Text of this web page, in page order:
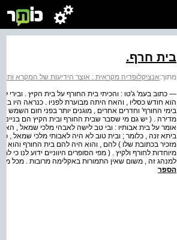
בית חרף.
מתוך:אנציקלופדיה מקראית : אוצר הידיעות של המקרא
— כתוב בעמ' ג'טו : והכיתי בית החורף על בית הקיץ . ובירי
הוא חודש כסליו , והאח היתה מבוערת לפניו . כנראה היו
בימי החורף' וחדרים אחרים , מוגנים יותר בפני חום
אומר על בית אבותיו : ובי טב לישה לאבהי מלכי שמאל ,
ביתא זנה , כלומר ; ובית טוב לא היה לאבותי מלכי שמאל ,
מזכיר בכתובת שלו ) להם , והוא היה להם בית החורף והוא
מיוחדות לחורף ולקיץ . ( מפי הסופרים היווניים ידוע לנו כי
למנהג זה , משום שאין התמורות באקלימה מרובות . מכל
הספר